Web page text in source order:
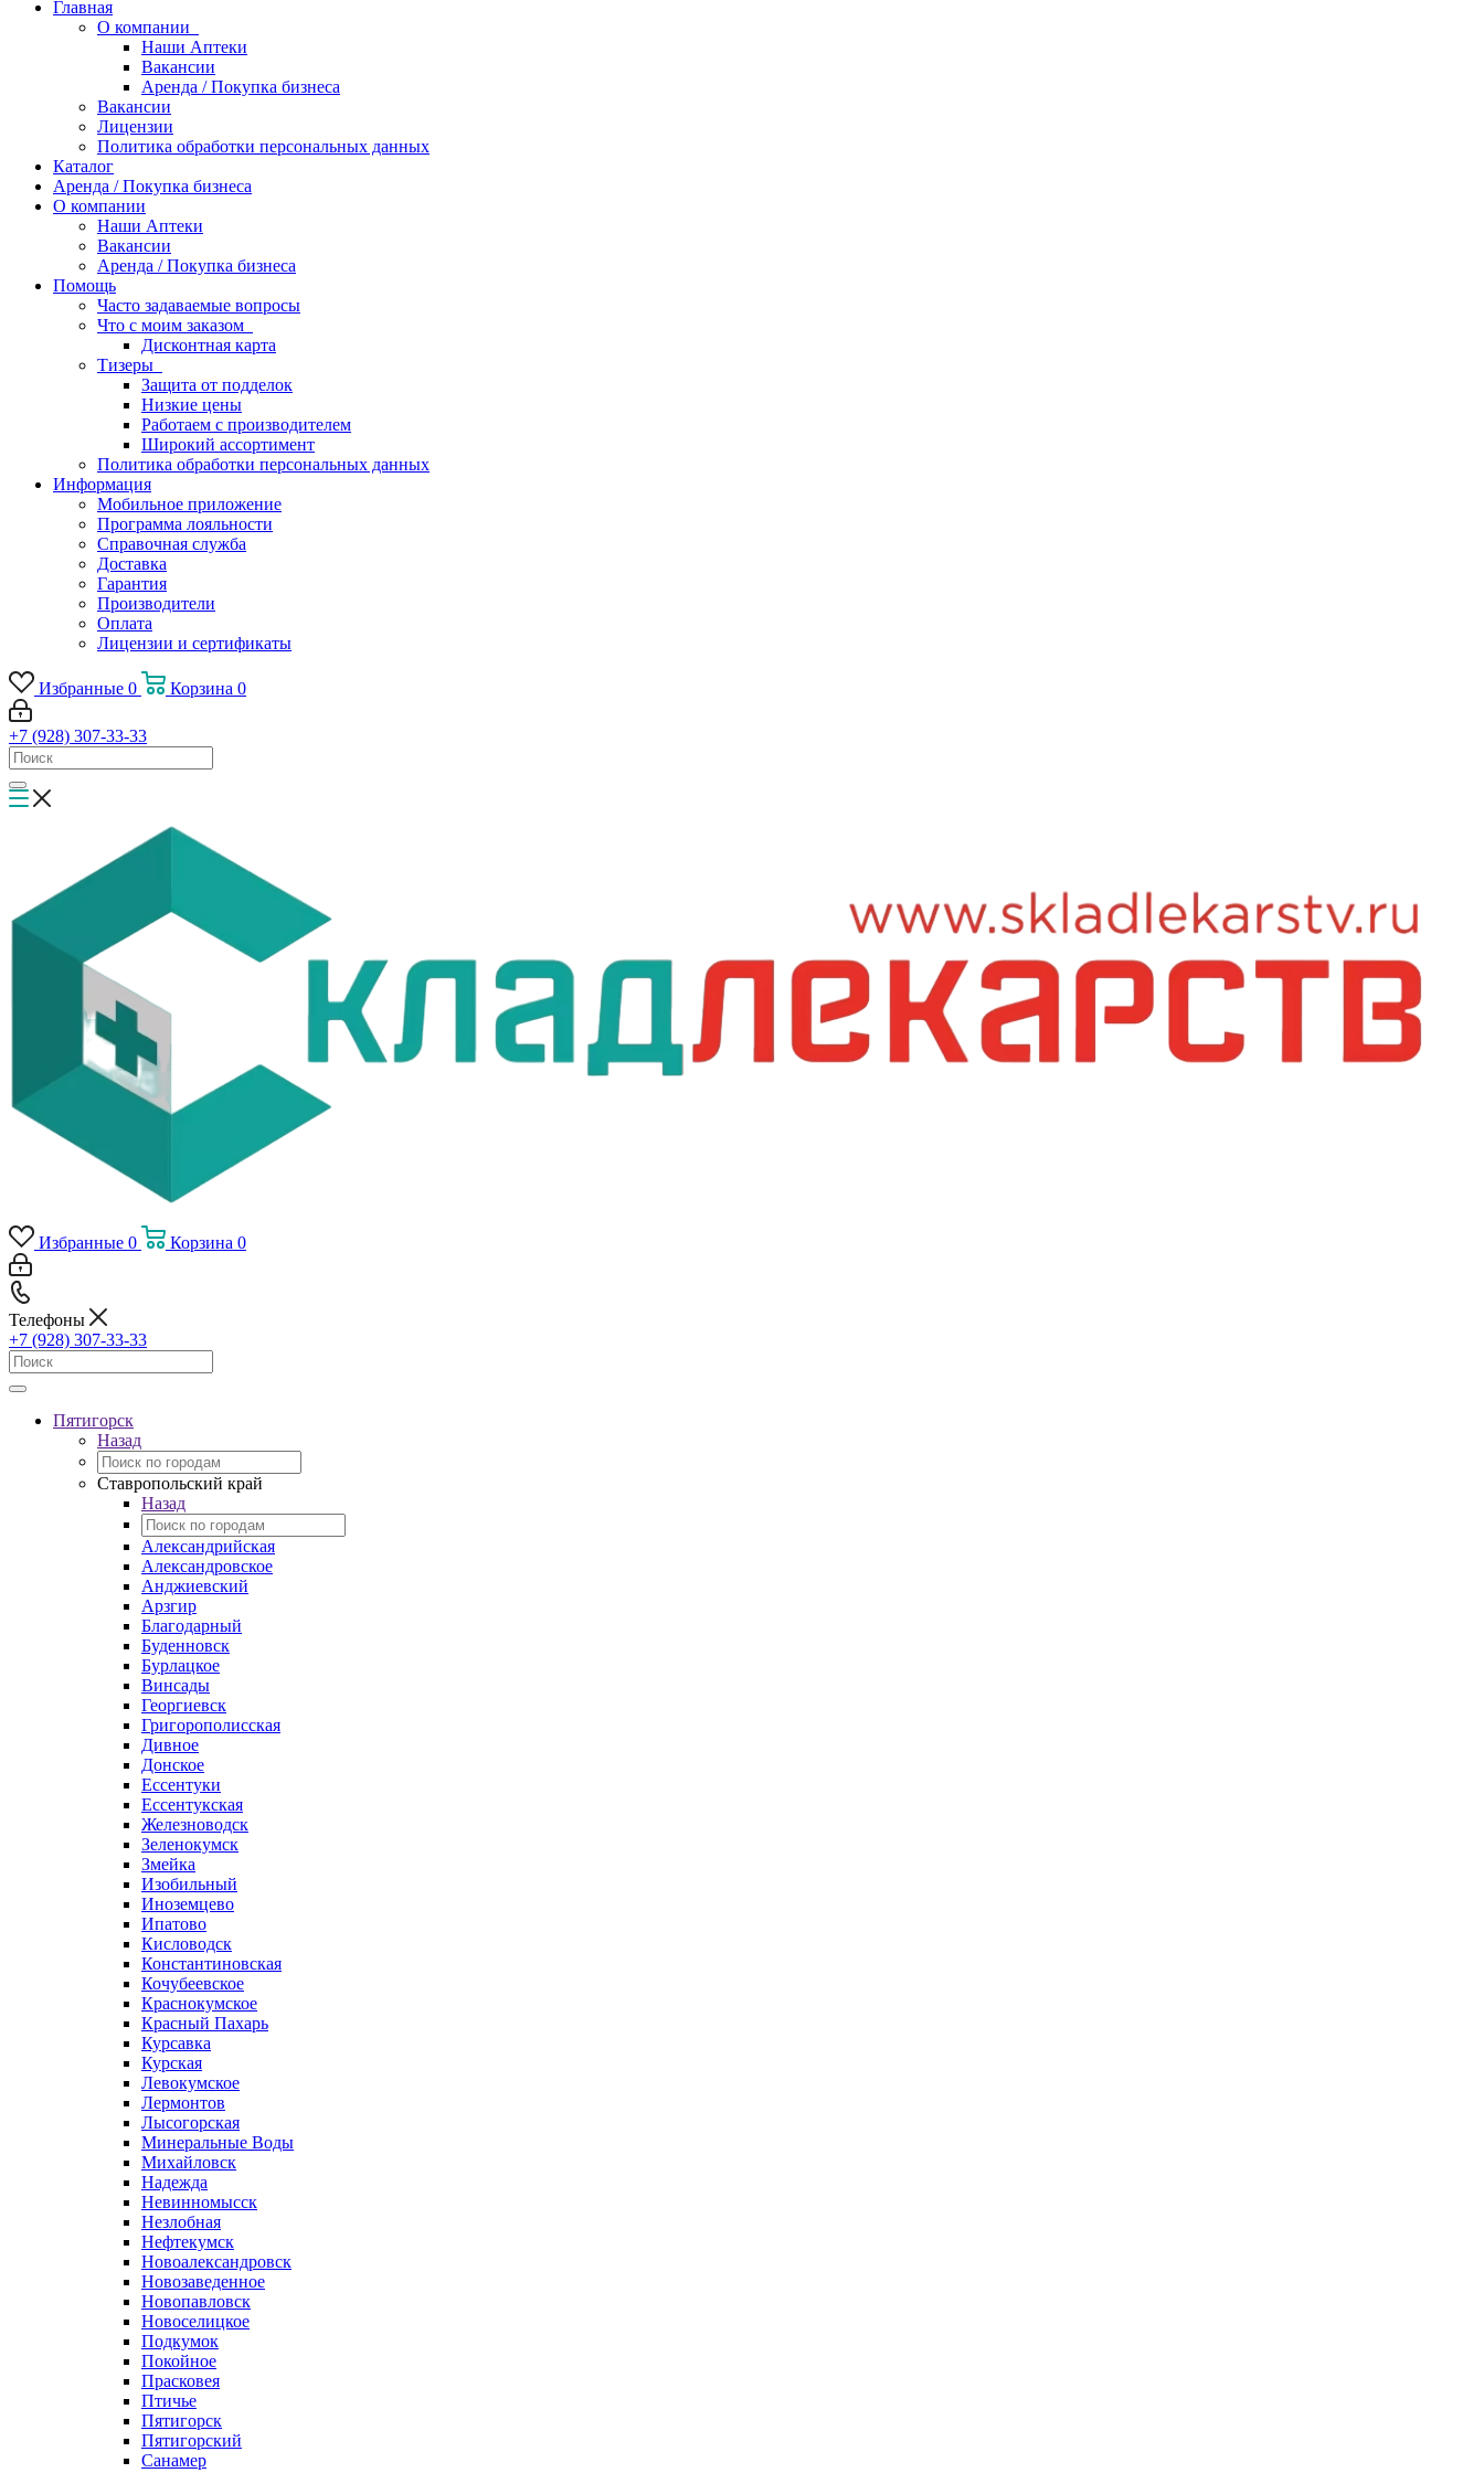
Главная
О компании
Наши Аптеки
Вакансии
Аренда / Покупка бизнеса
Вакансии
Лицензии
Политика обработки персональных данных
Каталог
Аренда / Покупка бизнеса
О компании
Наши Аптеки
Вакансии
Аренда / Покупка бизнеса
Помощь
Часто задаваемые вопросы
Что с моим заказом
Дисконтная карта
Тизеры
Защита от подделок
Низкие цены
Работаем с производителем
Широкий ассортимент
Политика обработки персональных данных
Информация
Мобильное приложение
Программа лояльности
Справочная служба
Доставка
Гарантия
Производители
Оплата
Лицензии и сертификаты
Избранные 0 Корзина 0
+7 (928) 307-33-33
Избранные 0 Корзина 0
Телефоны
+7 (928) 307-33-33
Пятигорск
Назад
Ставропольский край
Назад
Александрийская
Александровское
Анджиевский
Арзгир
Благодарный
Буденновск
Бурлацкое
Винсады
Георгиевск
Григорополисская
Дивное
Донское
Ессентуки
Ессентукская
Железноводск
Зеленокумск
Змейка
Изобильный
Иноземцево
Ипатово
Кисловодск
Константиновская
Кочубеевское
Краснокумское
Красный Пахарь
Курсавка
Курская
Левокумское
Лермонтов
Лысогорская
Минеральные Воды
Михайловск
Надежда
Невинномысск
Незлобная
Нефтекумск
Новоалександровск
Новозаведенное
Новопавловск
Новоселицкое
Подкумок
Покойное
Прасковея
Птичье
Пятигорск
Пятигорский
Санамер